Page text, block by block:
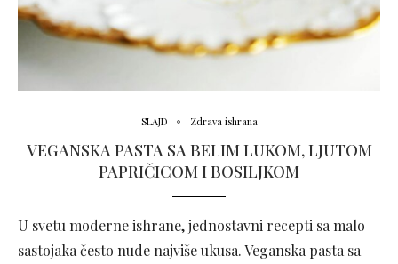
SLAJD Zdrava ishrana
VEGANSKA PASTA SA BELIM LUKOM, LJUTOM
PAPRIČICOM I BOSILJKOM
U svetu moderne ishrane, jednostavni recepti sa malo
sastojaka često nude najviše ukusa. Veganska pasta sa